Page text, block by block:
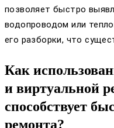
позволяет быстро
водопроводом или
его разборки, что
Как
и виртуальной
способствует
ремонта?